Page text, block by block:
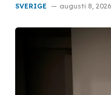
SVERIGE augusti 8, 2026